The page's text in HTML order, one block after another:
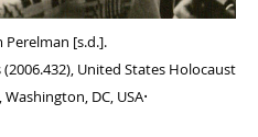
Perelman [s.d.].
United States Holocaust
DC, USA.